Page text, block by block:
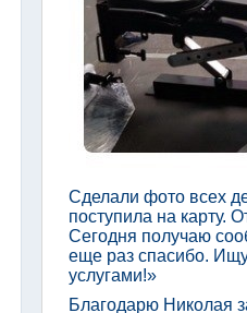
Сделали фото всех
поступила на карту.
Сегодня получаю
еще раз спасибо.
услугами!»
Благодарю Николая